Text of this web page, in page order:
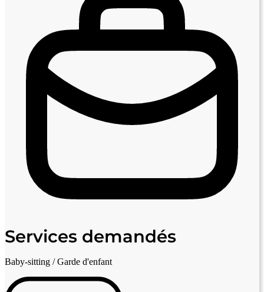
Services demandés
Baby-sitting / Garde d'enfant